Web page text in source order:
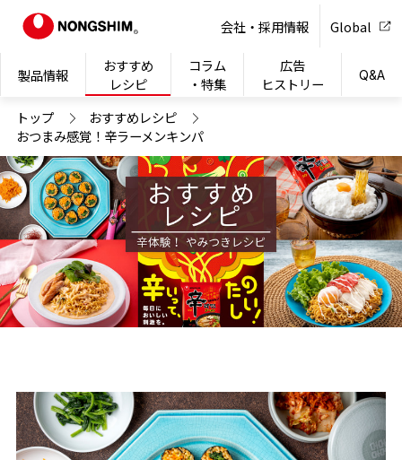
製品情報
おすすめ
レシピ
コラム
・特集
広告
ヒストリー
Q&A
会社・採用情報 Global
トップ
おすすめレシピ
おつまみ感覚！辛ラーメンキンパ